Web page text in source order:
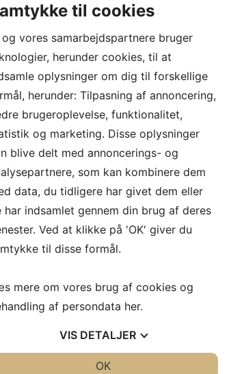
i én
jobbet.
fra
dagevis af
en færdig
og de
til cookies
vores samarbejdspartnere bruger
herunder cookies, til at
oplysninger om dig til forskellige
herunder: Tilpasning af annoncering,
brugeroplevelse, funktionalitet,
og marketing. Disse oplysninger
blive delt med annoncerings- og
som kan kombinere dem
data, du tidligere har givet dem eller
har indsamlet gennem din brug af deres
Ved at klikke på 'OK' giver du
til disse formål.
mere om vores brug af cookies og
af persondata her.
VIS DETALJER
OK